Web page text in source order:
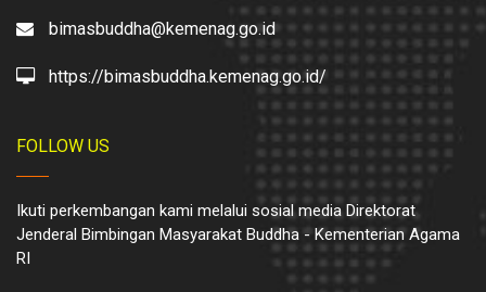
bimasbuddha@kemenag.go.id
https://bimasbuddha.kemenag.go.id/
FOLLOW US
Ikuti perkembangan kami melalui sosial media Direktorat
Jenderal Bimbingan Masyarakat Buddha - Kementerian Agama
RI